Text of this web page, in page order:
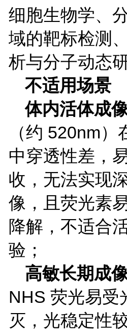
细胞生物学、
域的靶标检测
析与分子动态研
不适用场景
体内活体成
（约 520nm）
中穿透性差，
收，无法实现
像，且荧光素
降解，不适合
验；
高敏长期成
NHS 荧光易受
灭，光稳定性